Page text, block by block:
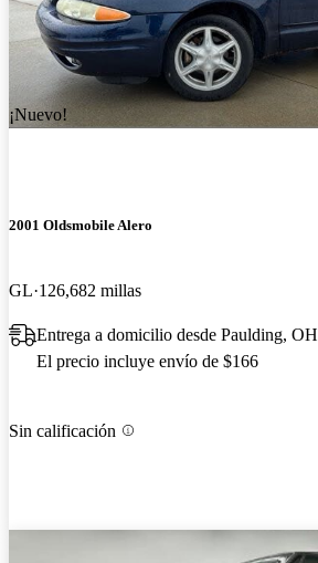
¡Nuevo!
2001 Oldsmobile Alero
GL 126,682 millas
Entrega a domicilio desde Paulding, OH
El precio incluye envío de $166
Sin calificación